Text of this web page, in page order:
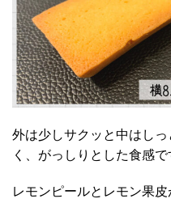
外は少しサクッと中はし
く、がっしりとした食感で
レモンピールとレモン果